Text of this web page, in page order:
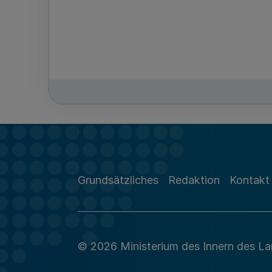
Grundsätzliches Redaktion Kontakt
© 2026 Ministerium des Innern des